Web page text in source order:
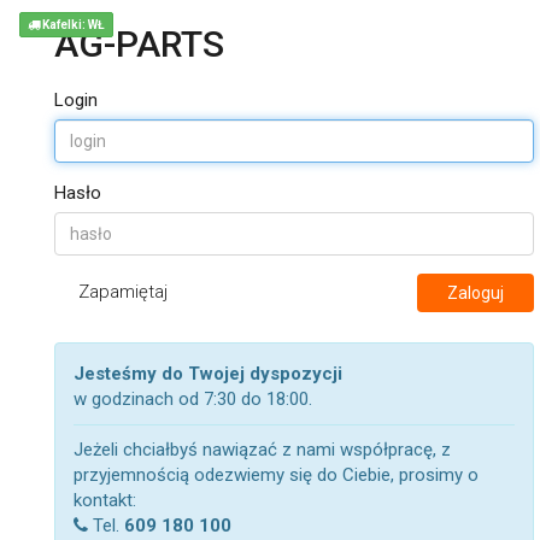
AG-PARTS
Login
Hasło
Zapamiętaj Zaloguj
Jesteśmy do Twojej dyspozycji
w godzinach od 7:30 do 18:00.
Jeżeli chciałbyś nawiązać z nami współpracę, z
przyjemnością odezwiemy się do Ciebie, prosimy o
kontakt:
Tel. 609 180 100
Kafelki: WŁ